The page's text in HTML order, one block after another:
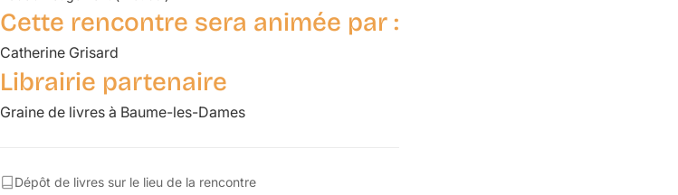
Cette rencontre sera animée par :
Catherine Grisard
Librairie partenaire
Graine de livres à Baume-les-Dames
Dépôt de livres sur le lieu de la rencontre